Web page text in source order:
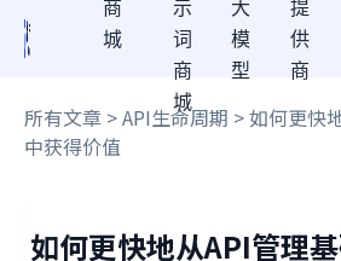
商
城
示
词
商
城
大
模
型
提
供
商
所有文章 >API生命周期 > 如何更快
中获得价值
如何更快地从API管理